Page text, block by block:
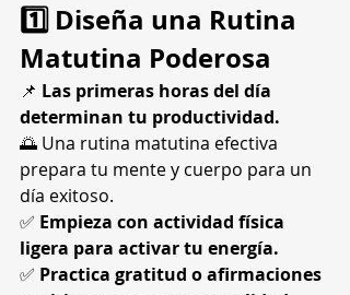
1️⃣ Diseña una Rutina
Matutina Poderosa
📌 Las primeras horas del día
determinan tu productividad.
🌅 Una rutina matutina efectiva
prepara tu mente y cuerpo para un
día exitoso.
✅ Empieza con actividad física
ligera para activar tu energía.
✅ Practica gratitud o afirmaciones